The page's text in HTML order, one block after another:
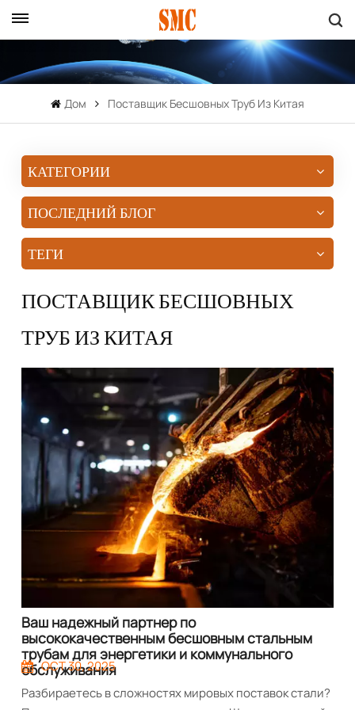
Дом Поставщик Бесшовных Труб Из Китая
КАТЕГОРИИ
ПОСЛЕДНИЙ БЛОГ
ТЕГИ
ПОСТАВЩИК БЕСШОВНЫХ
ТРУБ ИЗ КИТАЯ
Ваш надежный партнер по
высококачественным бесшовным стальным
трубам для энергетики и коммунального
обслуживания
OCT 30, 2025
Разбираетесь в сложностях мировых поставок стали?